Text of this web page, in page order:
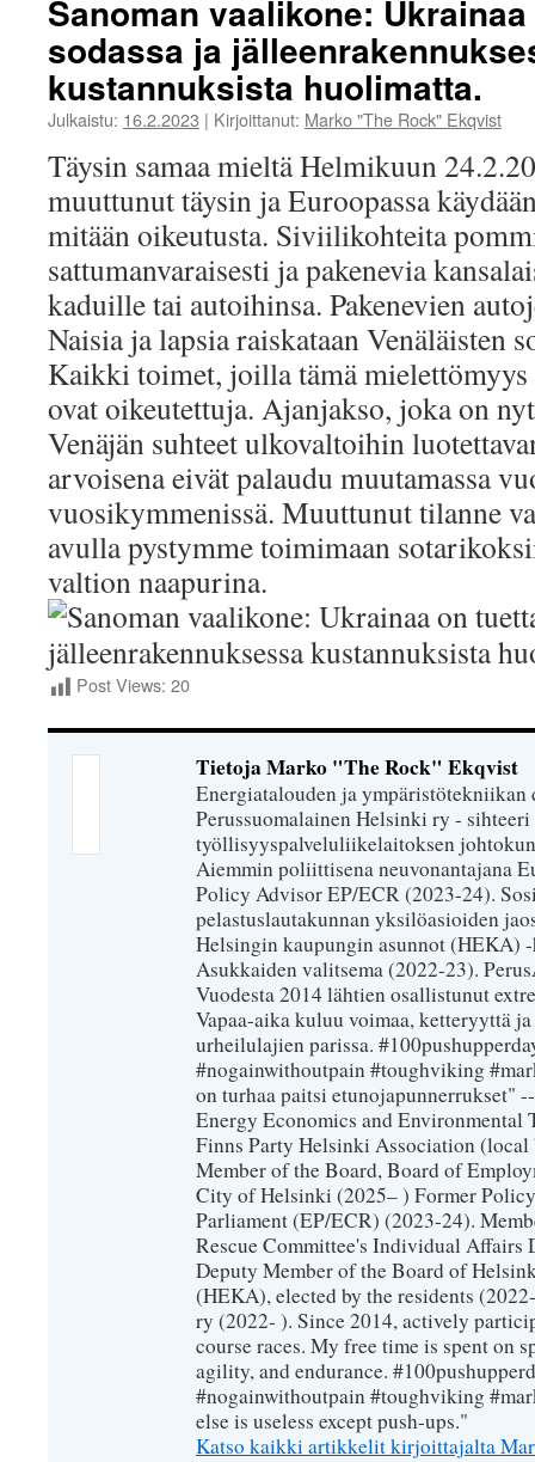
Sanoman vaalikone:
sodassa ja
kustannuksista huolimatta.
Julkaistu: 16.2.2023 | Kirjoittanut: Marko "The Rock" Ekqvist
Täysin samaa mieltä Helmikuun
muuttunut täysin ja Euroopassa
mitään oikeutusta. Siviilikohteita
sattumanvaraisesti ja pakenevia
kaduille tai autoihinsa. Pakenevien
Naisia ja lapsia raiskataan Venäläisten
Kaikki toimet, joilla tämä mielettömyys
ovat oikeutettuja. Ajanjakso, joka on
Venäjän suhteet ulkovaltoihin
arvoisena eivät palaudu muutamassa
vuosikymmenissä. Muuttunut tilanne
avulla pystymme toimimaan
valtion naapurina.
Post Views: 20
Tietoja Marko "The Rock" Ekqvist
Energiatalouden ja
Perussuomalainen Helsinki ry -
työllisyyspalveluliikelaitoksen
Aiemmin poliittisena neuvonantajana
Policy Advisor EP/ECR (2023-24).
pelastuslautakunnan yksilöasioiden
Helsingin kaupungin asunnot (HEKA)
Asukkaiden valitsema (2022-23).
Vuodesta 2014 lähtien osallistunut
Vapaa-aika kuluu voimaa, ketteryyttä
urheilulajien parissa.
#nogainwithoutpain #toughviking
on turhaa paitsi etunojapunnerrukset"
Energy Economics and Environmental
Finns Party Helsinki Association
Member of the Board, Board of
City of Helsinki (2025– ) Former
Parliament (EP/ECR) (2023-24).
Rescue Committee's Individual Affairs
Deputy Member of the Board of
(HEKA), elected by the residents
ry (2022- ). Since 2014, actively
course races. My free time is spent on
agility, and endurance.
#nogainwithoutpain #toughviking
else is useless except push-ups."
Katso kaikki artikkelit kirjoittajalta